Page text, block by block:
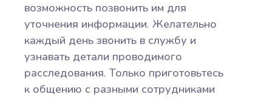
возможность позвонить им для
уточнения информации. Желательно
каждый день звонить в службу и
узнавать детали проводимого
расследования. Только приготовьтесь
к общению с разными сотрудниками